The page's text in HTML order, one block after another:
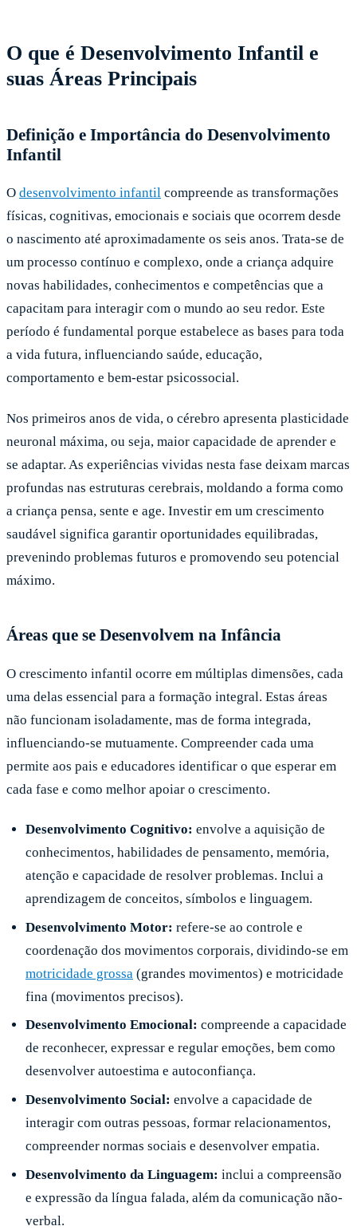
O que é Desenvolvimento Infantil e
suas Áreas Principais
Definição e Importância do Desenvolvimento
Infantil
O desenvolvimento infantil compreende as transformações
físicas, cognitivas, emocionais e sociais que ocorrem desde
o nascimento até aproximadamente os seis anos. Trata-se de
um processo contínuo e complexo, onde a criança adquire
novas habilidades, conhecimentos e competências que a
capacitam para interagir com o mundo ao seu redor. Este
período é fundamental porque estabelece as bases para toda
a vida futura, influenciando saúde, educação,
comportamento e bem-estar psicossocial.
Nos primeiros anos de vida, o cérebro apresenta plasticidade
neuronal máxima, ou seja, maior capacidade de aprender e
se adaptar. As experiências vividas nesta fase deixam marcas
profundas nas estruturas cerebrais, moldando a forma como
a criança pensa, sente e age. Investir em um crescimento
saudável significa garantir oportunidades equilibradas,
prevenindo problemas futuros e promovendo seu potencial
máximo.
Áreas que se Desenvolvem na Infância
O crescimento infantil ocorre em múltiplas dimensões, cada
uma delas essencial para a formação integral. Estas áreas
não funcionam isoladamente, mas de forma integrada,
influenciando-se mutuamente. Compreender cada uma
permite aos pais e educadores identificar o que esperar em
cada fase e como melhor apoiar o crescimento.
Desenvolvimento Cognitivo: envolve a aquisição de
conhecimentos, habilidades de pensamento, memória,
atenção e capacidade de resolver problemas. Inclui a
aprendizagem de conceitos, símbolos e linguagem.
Desenvolvimento Motor: refere-se ao controle e
coordenação dos movimentos corporais, dividindo-se em
motricidade grossa (grandes movimentos) e motricidade
fina (movimentos precisos).
Desenvolvimento Emocional: compreende a capacidade
de reconhecer, expressar e regular emoções, bem como
desenvolver autoestima e autoconfiança.
Desenvolvimento Social: envolve a capacidade de
interagir com outras pessoas, formar relacionamentos,
compreender normas sociais e desenvolver empatia.
Desenvolvimento da Linguagem: inclui a compreensão
e expressão da língua falada, além da comunicação não-
verbal.